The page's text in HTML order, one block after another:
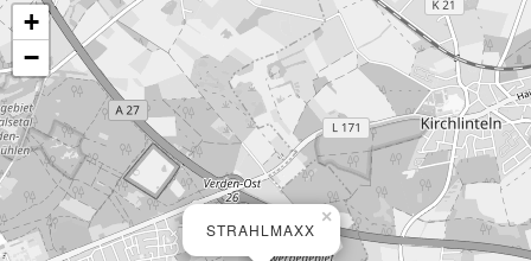
STRAHLMAXX
×
+
−